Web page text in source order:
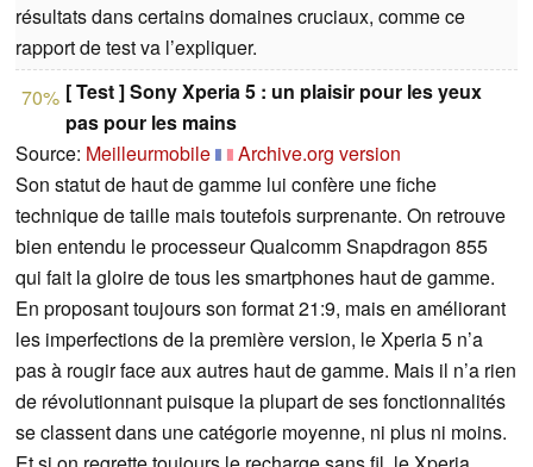
résultats dans certains domaines cruciaux, comme ce
rapport de test va l’expliquer.
70% [ Test ] Sony Xperia 5 : un plaisir pour les yeux
pas pour les mains
Source: Meilleurmobile
Archive.org version
Son statut de haut de gamme lui confère une fiche
technique de taille mais toutefois surprenante. On retrouve
bien entendu le processeur Qualcomm Snapdragon 855
qui fait la gloire de tous les smartphones haut de gamme.
En proposant toujours son format 21:9, mais en améliorant
les imperfections de la première version, le Xperia 5 n’a
pas à rougir face aux autres haut de gamme. Mais il n’a rien
de révolutionnant puisque la plupart de ses fonctionnalités
se classent dans une catégorie moyenne, ni plus ni moins.